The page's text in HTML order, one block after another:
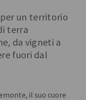
un territorio
terra
da vigneti a
fuori dal
il suo cuore